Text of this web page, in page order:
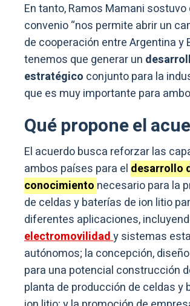
En tanto, Ramos Mamani sostuvo
convenio “nos permite abrir un
de cooperación entre Argentina y
tenemos que generar un
estratégico conjunto para la
que es muy importante para
Qué propone el
El acuerdo busca reforzar las
ambos países para el desarrollo
conocimiento necesario para la
de celdas y baterías de ion litio
diferentes aplicaciones,
electromovilidady sistemas
autónomos; la concepción,
para una potencial construcción
planta de producción de celdas y